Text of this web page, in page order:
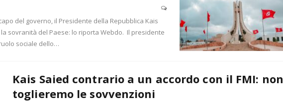
del governo, il Presidente della Repubblica Kais
sovranità del Paese: lo riporta Webdo. Il presidente
sociale dello…
Kais Saied contrario a un accordo con il FMI: non
toglieremo le sovvenzioni